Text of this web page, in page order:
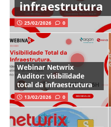
infraestrutura
25/02/2026 0
Webinar Netwrix
Auditor: visibilidade
total da infraestrutura
13/02/2026 0